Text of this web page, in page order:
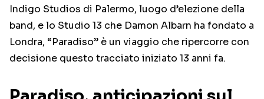
Indigo Studios di Palermo, luogo d’elezione della
band, e lo Studio 13 che Damon Albarn ha fondato a
Londra, “Paradiso” è un viaggio che ripercorre con
decisione questo tracciato iniziato 13 anni fa.